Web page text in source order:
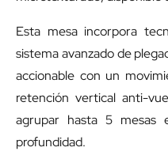
Esta mesa incorpora
sistema avanzado de
accionable con un
retención vertical anti-
agrupar hasta 5
profundidad.